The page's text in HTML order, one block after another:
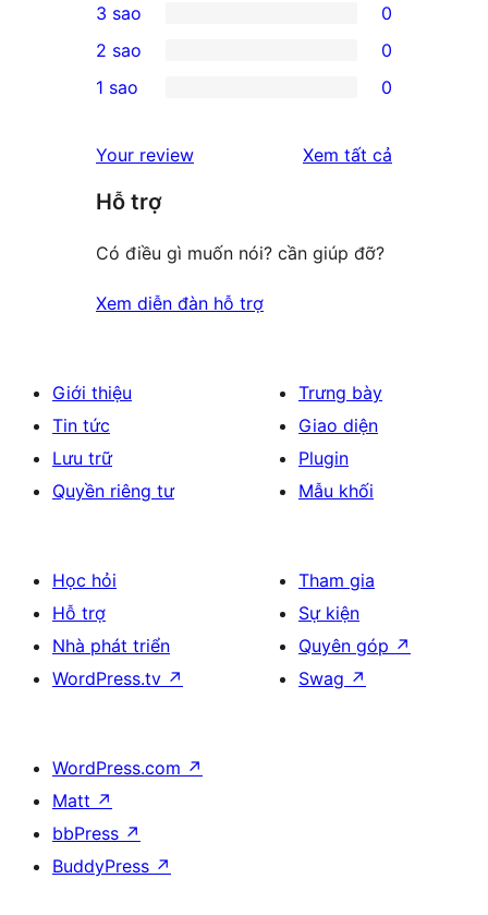
star
reviews
4-
star
reviews
0
3-
star
3 sao 0
2-
reviews
2 sao 0
star
reviews
1 sao 0
Your review Xem tất cả
Hỗ trợ
Có điều gì muốn nói? cần giúp đỡ?
Xem diễn đàn hỗ trợ
Giới thiệu
Tin tức
Lưu trữ
Quyền riêng tư
Trưng bày
Giao diện
Plugin
Mẫu khối
Học hỏi
Hỗ trợ
Nhà phát triển
WordPress.tv ↗
Tham gia
Sự kiện
Quyên góp ↗
Swag ↗
WordPress.com ↗
Matt ↗
bbPress ↗
BuddyPress ↗